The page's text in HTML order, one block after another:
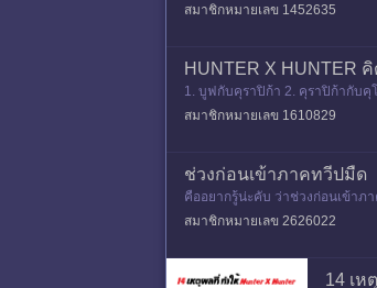
สมาชิกหมายเลข 1452635
HUNTER X HUNTER
1. บูฟกับคุราปิก้า 2. คุราปิก้ากับคุ
สมาชิกหมายเลข 1610829
ช่วงก่อนเข้าภาคทวีปมืด
คืออยากรู้น่ะคับ ว่าช่วงก่อนเข้าภ
แล
สมาชิกหมายเลข 2626022
14 เห